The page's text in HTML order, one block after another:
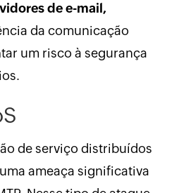
de e-mail,
da comunicação
um risco à segurança
de serviço distribuídos
ameaça significativa